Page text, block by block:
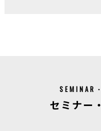
SEMINAR
セミナー